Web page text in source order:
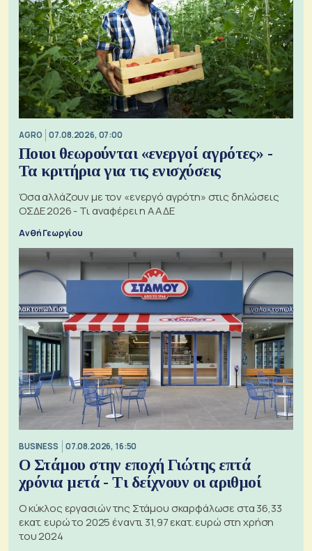
AGRO 07.08.2026, 07:00
Ποιοι θεωρούνται «ενεργοί αγρότες» -
Τα κριτήρια για τις ενισχύσεις
Όσα αλλάζουν με τον «ενεργό αγρότη» στις δηλώσεις
ΟΣΔΕ 2026 - Τι αναφέρει η ΑΑΔΕ
Ανθή Γεωργίου
BUSINESS 07.08.2026, 16:50
Ο Στάμου στην εποχή Γιώτης επτά
χρόνια μετά - Τι δείχνουν οι αριθμοί
Ο κύκλος εργασιών της Στάμου σκαρφάλωσε στα 36,33
εκατ. ευρώ το 2025 έναντι 31,97 εκατ. ευρώ στη χρήση
του 2024